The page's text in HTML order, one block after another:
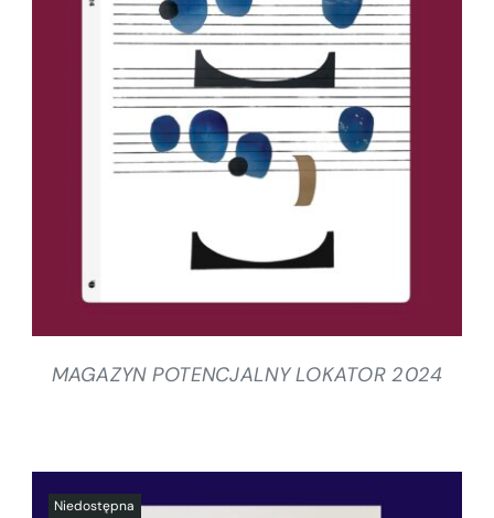
SZCZEGÓŁY
MAGAZYN POTENCJALNY LOKATOR 2024